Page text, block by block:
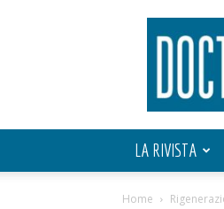
Doctor
OS
LA RIVISTA
Home